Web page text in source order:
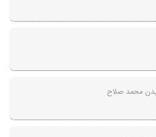
محمد صلاح